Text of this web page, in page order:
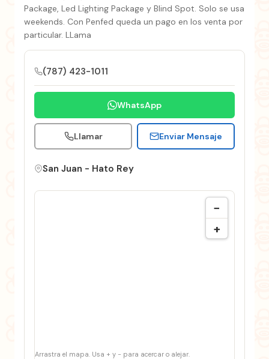
Package, Led Lighting Package y Blind Spot. Solo se usa
weekends. Con Penfed queda un pago en los venta por
particular. LLama
(787) 423-1011
WhatsApp
Llamar Enviar Mensaje
San Juan - Hato Rey
−
+
Arrastra el mapa. Usa + y − para acercar o alejar.